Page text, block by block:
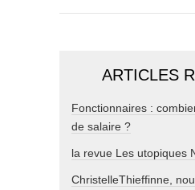
ARTICLES
Fonctionnaires :
de salaire ?
la revue Les utopiques
ChristelleThieffinne,